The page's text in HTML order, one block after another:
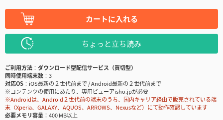
カートに入れる
ちょっと立ち読み
ご利用方法
ダウンロード型配信サービス（買切型）
同時使用端末数
3
対応OS
iOS最新の２世代前まで / Android最新の２世代前まで
※コンテンツの使用にあたり、専用ビューアisho.jpが必要
※Androidは、Android２世代前の端末のうち、国内キャリア経由で販売されている端
末（Xperia、GALAXY、AQUOS、ARROWS、Nexusなど）にて動作確認しています
必要メモリ容量
400 MB以上